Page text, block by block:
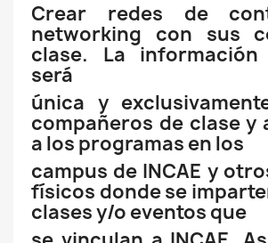
Crear redes de
networking con sus
clase. La información
será
única y
compañeros de clase y
a los programas en los
campus de INCAE y
físicos donde se
clases y/o eventos que